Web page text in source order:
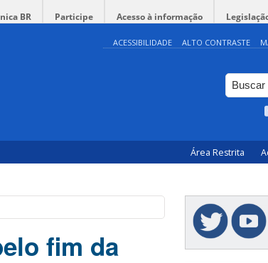
BR Participe Acesso à informação
ACESSIBILIDADE ALTO CONTRASTE
Área Restrita
fim da